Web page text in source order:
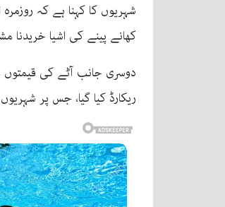
شہریوں کا کہنا ہے کہ
کھانے پینے کی اشیا خریدنا
ریکارڈ کیا گیا، جس پر